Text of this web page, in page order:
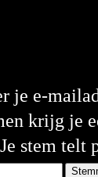
je e-
krijg je
stem telt